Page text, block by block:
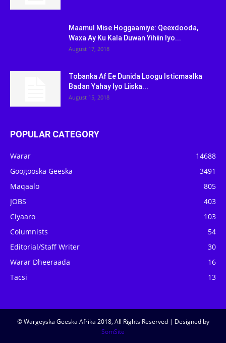
Maamul Mise Hoggaamiye: Qeexdooda,
Waxa Ay Ku Kala Duwan Yihiin Iyo...
August 17, 2018
Tobanka Af Ee Dunida Loogu Isticmaalka
Badan Yahay Iyo Liiska...
August 15, 2018
POPULAR CATEGORY
Warar
14688
Googooska Geeska
3491
Maqaalo
805
JOBS
403
Ciyaaro
103
Columnists
54
Editorial/Staff Writer
30
Warar Dheeraada
16
Tacsi
13
© Wargeyska Geeska Afrika 2018, All Rights Reserved | Designed by
SomSite